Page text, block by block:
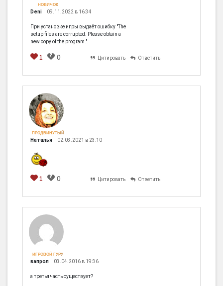
НОВИЧОК
Deni 09.11.2022 в 16:34
При установке игры выдаёт ошибку "The
setup files are corrupted. Please obtain a
new copy of the program.".
1 0 Цитировать Ответить
ПРОДВИНУТЫЙ
Наталья 02.03.2021 в 23:10
1 0 Цитировать Ответить
ИГРОВОЙ ГУРУ
вапрол 03.04.2016 в 19:36
а третья часть существует?